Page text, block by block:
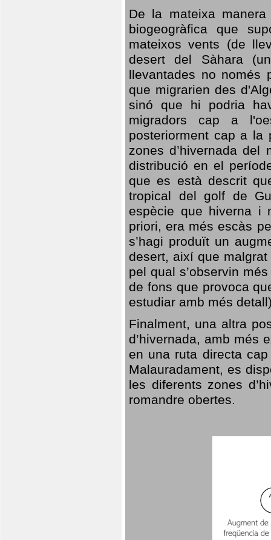
De la mateixa
biogeogràfica que
mateixos vents (de
desert del Sàhara
llevantades no només
que migrarien des
sinó que hi podria
migradors cap a
posteriorment cap a la
zones d’hivernada
distribució en el
que es està descrit
tropical del golf de
espècie que hiverna i
priori, era més escàs
s’hagi produït un
desert, així que
pel qual s’observin
de fons que provoca
estudiar amb més
Finalment, una altra
d’hivernada, amb més
en una ruta directa
Malauradament, es
les diferents zones
romandre obertes.